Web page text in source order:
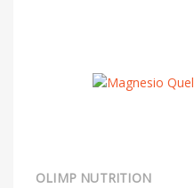
OLIMP NUTRITION